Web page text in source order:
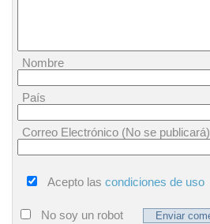
Nombre
País
Correo Electrónico (No se publicará)
Acepto las condiciones de uso
No soy un robot